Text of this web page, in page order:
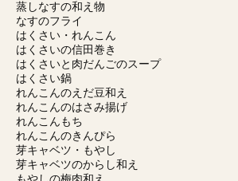
蒸しなすの和え物
なすのフライ
はくさい・れんこん
はくさいの信田巻き
はくさいと肉だんごのスープ
はくさい鍋
れんこんのえだ豆和え
れんこんのはさみ揚げ
れんこんもち
れんこんのきんぴら
芽キャベツ・もやし
芽キャベツのからし和え